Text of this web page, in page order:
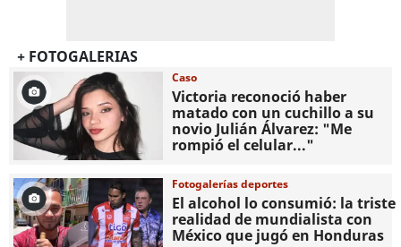
+ FOTOGALERIAS
Caso
Victoria reconoció haber
matado con un cuchillo a su
novio Julián Álvarez: "Me
rompió el celular..."
Fotogalerías deportes
El alcohol lo consumió: la triste
realidad de mundialista con
México que jugó en Honduras